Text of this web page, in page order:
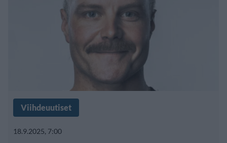
Viihdeuutiset
18.9.2025, 7:00